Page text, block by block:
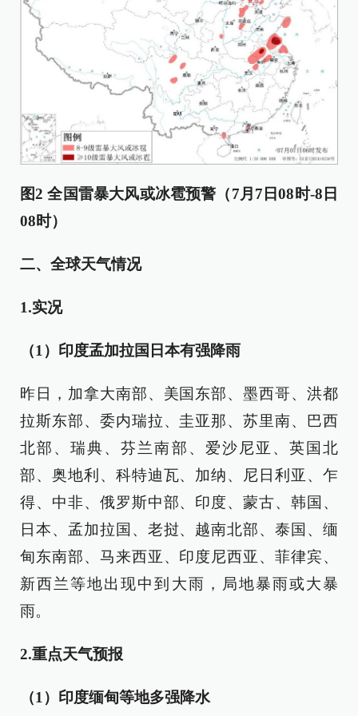
图2 全国雷暴大风或冰雹预警（7月7日08时-8日
08时）
二、全球天气情况
1.实况
（1）印度孟加拉国日本有强降雨
昨日，加拿大南部、美国东部、墨西哥、洪都
拉斯东部、委内瑞拉、圭亚那、苏里南、巴西
北部、瑞典、芬兰南部、爱沙尼亚、英国北
部、奥地利、科特迪瓦、加纳、尼日利亚、乍
得、中非、俄罗斯中部、印度、蒙古、韩国、
日本、孟加拉国、老挝、越南北部、泰国、缅
甸东南部、马来西亚、印度尼西亚、菲律宾、
新西兰等地出现中到大雨，局地暴雨或大暴
雨。
2.重点天气预报
（1）印度缅甸等地多强降水